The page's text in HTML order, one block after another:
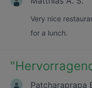
Very nice
for a lunch.
"
Patcharaprapa